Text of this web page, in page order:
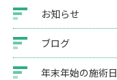
お知らせ
ブログ
年末年始の施術日